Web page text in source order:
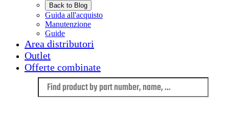
Back to Blog
Guida all'acquisto
Manutenzione
Guide
Area distributori
Outlet
Offerte combinate